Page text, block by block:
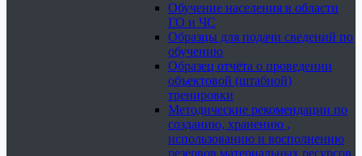
Обучение населения в области
ГО и ЧС
Образцы для подачи сведений по
обучению
Образец отчёта о проведении
объектовой (штабной)
тренировки
Методические рекомендации по
созданию, хранению ,
использованию и восполнению
резервов материальных ресурсов